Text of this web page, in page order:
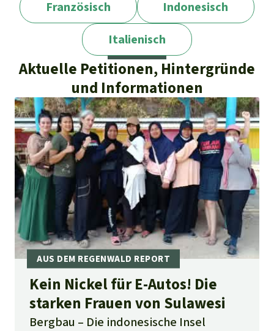
Französisch
Indonesisch
Italienisch
Aktuelle Petitionen, Hintergründe
und Informationen
Kein Nickel für E-Autos! Die
starken Frauen von Sulawesi
Bergbau
Die indonesische Insel